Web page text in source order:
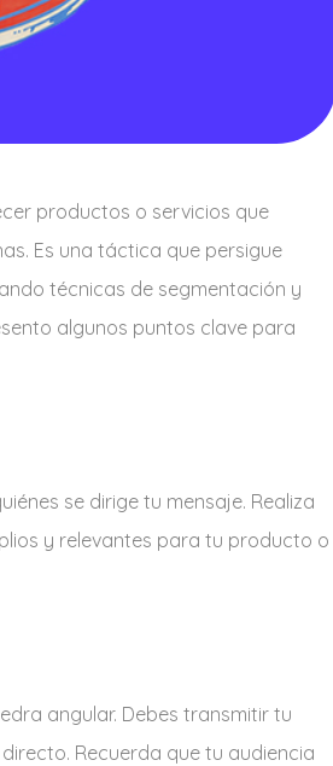
productos o servicios que
Es una táctica que persigue
técnicas de segmentación y
algunos puntos clave para
se dirige tu mensaje. Realiza
y relevantes para tu producto o
angular. Debes transmitir tu
Recuerda que tu audiencia